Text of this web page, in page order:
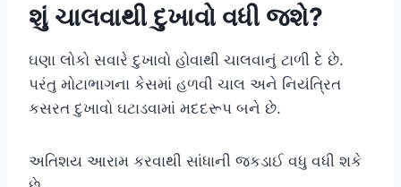
શું ચાલવાથી દુખાવો વધી જશે?
ઘણા લોકો સવારે દુખાવો હોવાથી ચાલવાનું ટાળી દે છે.
પરંતુ મોટાભાગના કેસમાં હળવી ચાલ અને નિયંત્રિત
કસરત દુખાવો ઘટાડવામાં મદદરૂપ બને છે.
અતિશય આરામ કરવાથી સાંધાની જકડાઈ વધુ વધી શકે